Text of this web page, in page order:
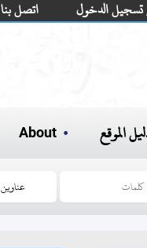
اتصل بنا تسجيل الدخول
الموقع About